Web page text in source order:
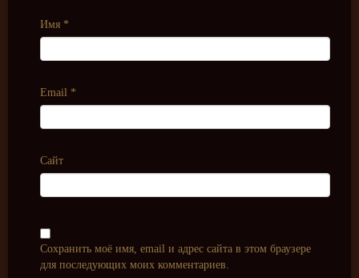
Имя *
Email *
Сайт
Сохранить моё имя, email и адрес сайта в этом браузере
для последующих моих комментариев.